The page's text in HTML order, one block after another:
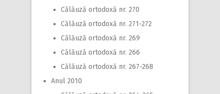
Călăuză ortodoxă nr. 270
Călăuză ortodoxă nr. 271-272
Călăuză ortodoxă nr. 269
Călăuză ortodoxă nr. 266
Călăuză ortodoxă nr. 267-268
Anul 2010